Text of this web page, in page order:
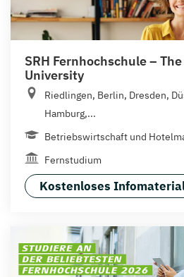
SRH Fernhochschule –
University
Riedlingen, Berlin, Dresden,
Hamburg,...
Betriebswirtschaft und
Fernstudium
Kostenloses